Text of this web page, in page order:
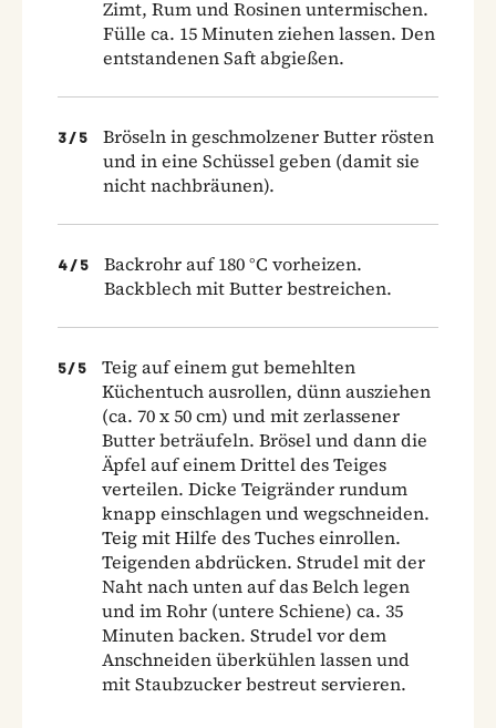
Zimt, Rum und Rosinen untermischen.
Fülle ca. 15 Minuten ziehen lassen. Den
entstandenen Saft abgießen.
3 / 5
Bröseln in geschmolzener Butter rösten
und in eine Schüssel geben (damit sie
nicht nachbräunen).
4 / 5
Backrohr auf 180 °C vorheizen.
Backblech mit Butter bestreichen.
5/ 5
Teig auf einem gut bemehlten
Küchentuch ausrollen, dünn ausziehen
(ca. 70 x 50 cm) und mit zerlassener
Butter beträufeln. Brösel und dann die
Äpfel auf einem Drittel des Teiges
verteilen. Dicke Teigränder rundum
knapp einschlagen und wegschneiden.
Teig mit Hilfe des Tuches einrollen.
Teigenden abdrücken. Strudel mit der
Naht nach unten auf das Belch legen
und im Rohr (untere Schiene) ca. 35
Minuten backen. Strudel vor dem
Anschneiden überkühlen lassen und
mit Staubzucker bestreut servieren.